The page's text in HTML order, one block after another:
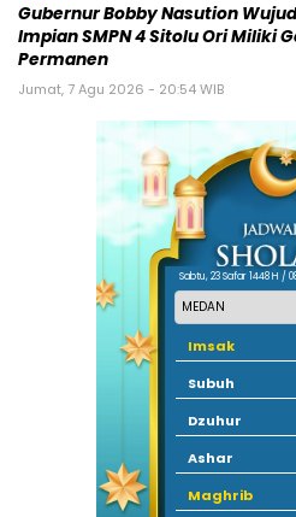
Gubernur Bobby Nasution
Impian SMPN 4 Sitolu Ori Miliki
Permanen
Jumat, 7 Agu 2026 - 20:54 WIB
Sabtu, 23 Safar 1448 H /
Imsak
Subuh
Dzuhur
Ashar
Maghrib